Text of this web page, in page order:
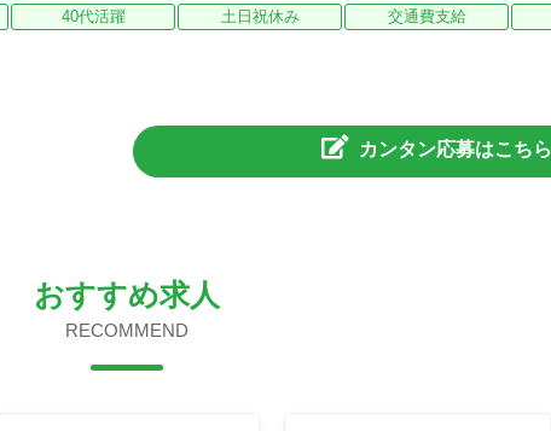
40代活躍 土日祝休み 交通費支給
カンタン応募はこちら
おすすめ求人
RECOMMEND